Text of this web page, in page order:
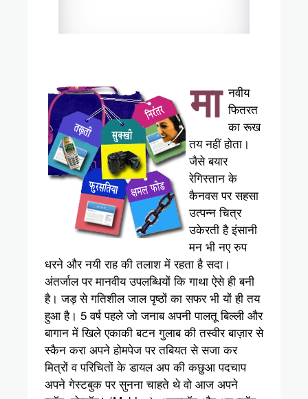
मा नवीय
फितरत
का रूख
तय नहीं होता।
जैसे बयार
रेगिस्तान के
कैनवस पर सहसा
उत्पन्न चित्र
उकेरती है इंसानी
मन भी नए रुप
धरने और नयी राह की तलाश में रहता है सदा।
अंतर्जाल पर मानवीय उपलब्धियों कि गाथा ऐसे ही बनी
है। जड़ से गतिशील जाल पृष्ठों का सफर भी यों ही तय
हुआ है। 5 वर्ष पहले जो जनाब अपनी पालतू बिल्ली और
बागान में खिले एकाकी बटन गुलाब की तस्वीर बाज़ार से
स्कैन करा अपने होम‍पेज पर तबियत से सजा कर
मित्रों व परिचितों के डायल अप की कछुआ पदचाप
अपने गेस्टबुक पर सुनना चाहते थे वो आज अपने